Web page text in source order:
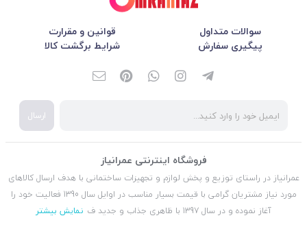
سوالات متداول
قوانین و مقرارت
پیگیری سفارش
شرایط برگشت کالا
ارسال
فروشگاه اینترنتی عمرانیاز
عمرانیاز در راستای توزیع و پخش لوازم و تجهیزات ساختمانی با هدف ارسال کالاهای
مورد نیاز مشتریان گرامی با قیمت بسیار مناسب در اوایل سال 1390 فعالیت خود را
آغاز نموده و در سال 1397 با ظاهری جذاب و جدید ف
نمایش بیشتر